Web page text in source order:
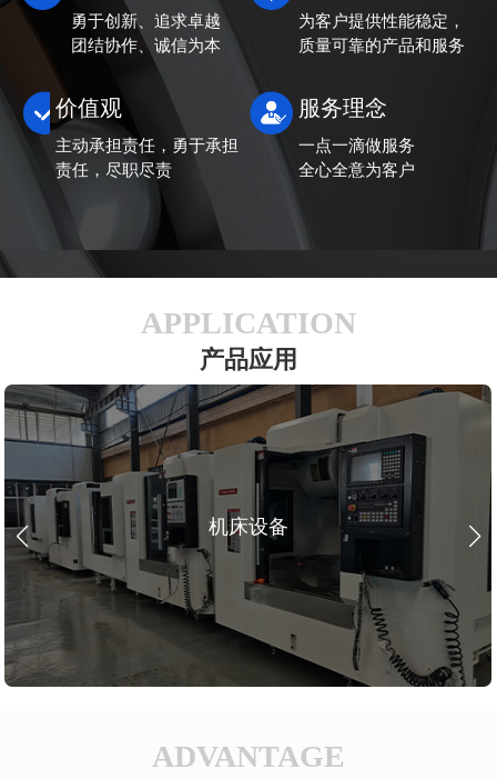
勇于创新、追求卓越
团结协作、诚信为本
为客户提供性能稳定，
质量可靠的产品和服务
价值观
主动承担责任，勇于承担
责任，尽职尽责
服务理念
一点一滴做服务
全心全意为客户
APPLICATION
产品应用
机床设备
ADVANTAGE